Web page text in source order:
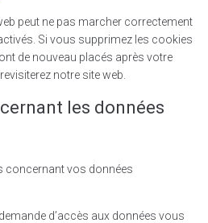
peut ne pas marcher correctement
Si vous supprimez les cookies
de nouveau placés après votre
notre site web.
les données
concernant vos données
d’accès aux données vous